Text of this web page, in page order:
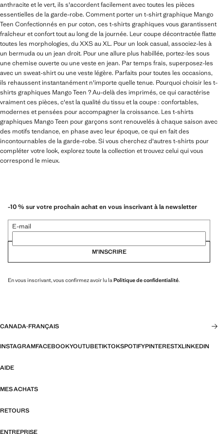
anthracite et le vert, ils s'accordent facilement avec toutes les pièces
essentielles de la garde-robe. Comment porter un t-shirt graphique Mango
Teen Confectionnés en pur coton, ces t-shirts graphiques vous garantissent
fraîcheur et confort tout au long de la journée. Leur coupe décontractée flatte
toutes les morphologies, du XXS au XL. Pour un look casual, associez-les à
un bermuda ou un jean droit. Pour une allure plus habillée, portez-les sous
une chemise ouverte ou une veste en jean. Par temps frais, superposez-les
avec un sweat-shirt ou une veste légère. Parfaits pour toutes les occasions,
ils rehaussent instantanément n'importe quelle tenue. Pourquoi choisir les t-
shirts graphiques Mango Teen ? Au-delà des imprimés, ce qui caractérise
vraiment ces pièces, c'est la qualité du tissu et la coupe : confortables,
modernes et pensées pour accompagner la croissance. Les t-shirts
graphiques Mango Teen pour garçons sont renouvelés à chaque saison avec
des motifs tendance, en phase avec leur époque, ce qui en fait des
incontournables de la garde-robe. Si vous cherchez d'autres t-shirts pour
compléter votre look, explorez toute la collection et trouvez celui qui vous
correspond le mieux.
-10 % sur votre prochain achat en vous inscrivant à la newsletter
E-mail
M’INSCRIRE
En vous inscrivant, vous confirmez avoir lu laPolitique de confidentialité.
CANADA·FRANÇAIS
INSTAGRAMFACEBOOKYOUTUBETIKTOKSPOTIFYPINTERESTXLINKEDIN
AIDE
MES ACHATS
RETOURS
ENTREPRISE